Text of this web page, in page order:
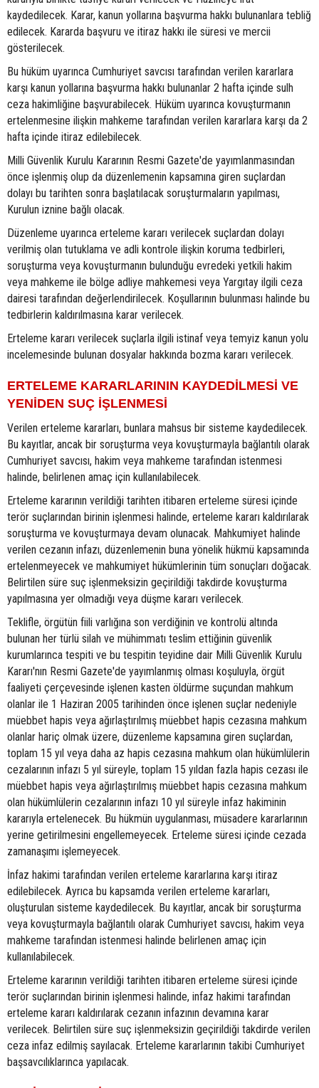
kaydedilecek. Karar, kanun yollarına başvurma hakkı bulunanlara tebliğ
edilecek. Kararda başvuru ve itiraz hakkı ile süresi ve mercii
gösterilecek.
Bu hüküm uyarınca Cumhuriyet savcısı tarafından verilen kararlara
karşı kanun yollarına başvurma hakkı bulunanlar 2 hafta içinde sulh
ceza hakimliğine başvurabilecek. Hüküm uyarınca kovuşturmanın
ertelenmesine ilişkin mahkeme tarafından verilen kararlara karşı da 2
hafta içinde itiraz edilebilecek.
Milli Güvenlik Kurulu Kararının Resmi Gazete'de yayımlanmasından
önce işlenmiş olup da düzenlemenin kapsamına giren suçlardan
dolayı bu tarihten sonra başlatılacak soruşturmaların yapılması,
Kurulun iznine bağlı olacak.
Düzenleme uyarınca erteleme kararı verilecek suçlardan dolayı
verilmiş olan tutuklama ve adli kontrole ilişkin koruma tedbirleri,
soruşturma veya kovuşturmanın bulunduğu evredeki yetkili hakim
veya mahkeme ile bölge adliye mahkemesi veya Yargıtay ilgili ceza
dairesi tarafından değerlendirilecek. Koşullarının bulunması halinde bu
tedbirlerin kaldırılmasına karar verilecek.
Erteleme kararı verilecek suçlarla ilgili istinaf veya temyiz kanun yolu
incelemesinde bulunan dosyalar hakkında bozma kararı verilecek.
ERTELEME KARARLARININ KAYDEDİLMESİ VE
YENİDEN SUÇ İŞLENMESİ
Verilen erteleme kararları, bunlara mahsus bir sisteme kaydedilecek.
Bu kayıtlar, ancak bir soruşturma veya kovuşturmayla bağlantılı olarak
Cumhuriyet savcısı, hakim veya mahkeme tarafından istenmesi
halinde, belirlenen amaç için kullanılabilecek.
Erteleme kararının verildiği tarihten itibaren erteleme süresi içinde
terör suçlarından birinin işlenmesi halinde, erteleme kararı kaldırılarak
soruşturma ve kovuşturmaya devam olunacak. Mahkumiyet halinde
verilen cezanın infazı, düzenlemenin buna yönelik hükmü kapsamında
ertelenmeyecek ve mahkumiyet hükümlerinin tüm sonuçları doğacak.
Belirtilen süre suç işlenmeksizin geçirildiği takdirde kovuşturma
yapılmasına yer olmadığı veya düşme kararı verilecek.
Teklifle, örgütün fiili varlığına son verdiğinin ve kontrolü altında
bulunan her türlü silah ve mühimmatı teslim ettiğinin güvenlik
kurumlarınca tespiti ve bu tespitin teyidine dair Milli Güvenlik Kurulu
Kararı'nın Resmi Gazete'de yayımlanmış olması koşuluyla, örgüt
faaliyeti çerçevesinde işlenen kasten öldürme suçundan mahkum
olanlar ile 1 Haziran 2005 tarihinden önce işlenen suçlar nedeniyle
müebbet hapis veya ağırlaştırılmış müebbet hapis cezasına mahkum
olanlar hariç olmak üzere, düzenleme kapsamına giren suçlardan,
toplam 15 yıl veya daha az hapis cezasına mahkum olan hükümlülerin
cezalarının infazı 5 yıl süreyle, toplam 15 yıldan fazla hapis cezası ile
müebbet hapis veya ağırlaştırılmış müebbet hapis cezasına mahkum
olan hükümlülerin cezalarının infazı 10 yıl süreyle infaz hakiminin
kararıyla ertelenecek. Bu hükmün uygulanması, müsadere kararlarının
yerine getirilmesini engellemeyecek. Erteleme süresi içinde cezada
zamanaşımı işlemeyecek.
İnfaz hakimi tarafından verilen erteleme kararlarına karşı itiraz
edilebilecek. Ayrıca bu kapsamda verilen erteleme kararları,
oluşturulan sisteme kaydedilecek. Bu kayıtlar, ancak bir soruşturma
veya kovuşturmayla bağlantılı olarak Cumhuriyet savcısı, hakim veya
mahkeme tarafından istenmesi halinde belirlenen amaç için
kullanılabilecek.
Erteleme kararının verildiği tarihten itibaren erteleme süresi içinde
terör suçlarından birinin işlenmesi halinde, infaz hakimi tarafından
erteleme kararı kaldırılarak cezanın infazının devamına karar
verilecek. Belirtilen süre suç işlenmeksizin geçirildiği takdirde verilen
ceza infaz edilmiş sayılacak. Erteleme kararlarının takibi Cumhuriyet
başsavcılıklarınca yapılacak.